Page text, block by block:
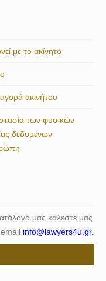
με το ακίνητο
ακινήτου
των φυσικών
δεδομένων
μας καλέστε μας
email info@lawyers4u.gr.